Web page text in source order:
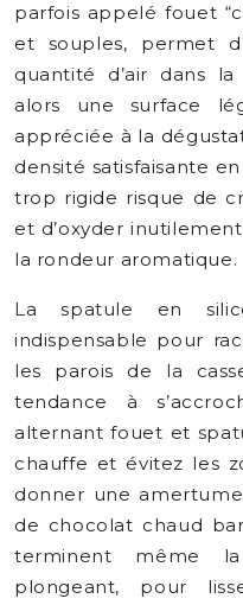
parfois appelé fouet
et souples, permet
quantité d’air dans
alors une surface
appréciée à la
densité satisfaisante
trop rigide risque de
et d’oxyder
la rondeur aromatique.
La spatule en
indispensable pour
les parois de la
tendance à
alternant fouet et
chauffe et évitez les
donner une
de chocolat chaud
terminent même
plongeant, pour